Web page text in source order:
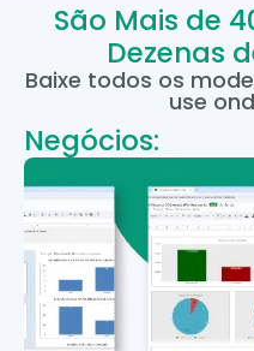
São Mais de
Dezenas
Baixe todos os
use
Negócios: